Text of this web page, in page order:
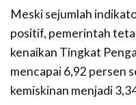
Meski sejumlah
positif, pemerintah
kenaikan Tingkat
mencapai 6,92 persen
kemiskinan menjadi